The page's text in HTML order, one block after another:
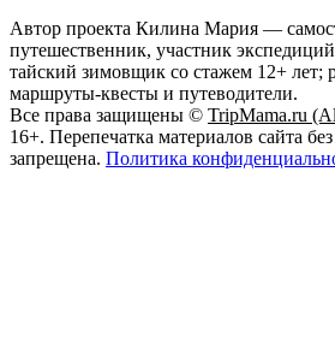
Автор проекта Килина Мария —
путешественник, участник
тайский зимовщик со стажем 12+ лет;
маршруты-квесты и путеводители.
Все права защищены © TripMama.ru
16+. Перепечатка материалов сайта
запрещена. Политика